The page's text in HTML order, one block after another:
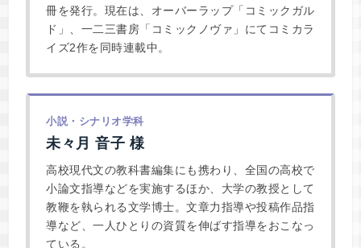
冊を発行。現在は、オーバーラップ「コミックガル
ド」、一二三書房「コミックノヴァ」にてコミカラ
イズ2作を同時連載中。
小説・シナリオ学科
未々月 音子 様
高校現代文の教科書編集にも携わり、全国の高校で
小論文指導などを実施するほか、大学の教授として
教鞭を執られる文学博士。文章力指導や投稿作品指
導など、一人ひとりの資質を伸ばす指導をおこなっ
ている。